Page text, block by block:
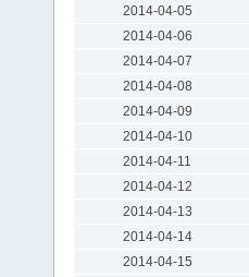
2014-04-05
2014-04-06
2014-04-07
2014-04-08
2014-04-09
2014-04-10
2014-04-11
2014-04-12
2014-04-13
2014-04-14
2014-04-15